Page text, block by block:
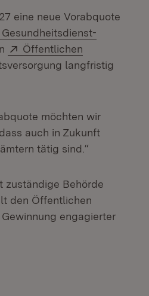
eine neue Vorabquote
Extern:
Gesundheitsdienst-
Extern:
Öffentlichen
langfristig
möchten wir
auch in Zukunft
tätig sind.“
zuständige Behörde
den Öffentlichen
engagierter